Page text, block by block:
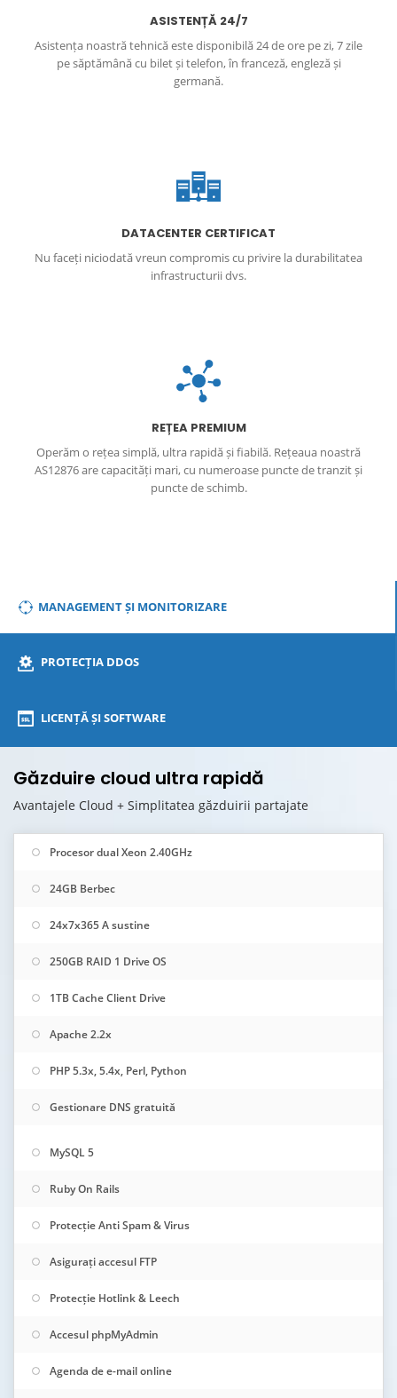
ASISTENȚĂ 24/7
Asistența noastră tehnică este disponibilă 24 de ore pe zi, 7 zile
pe săptămână cu bilet și telefon, în franceză, engleză și
germană.
DATACENTER CERTIFICAT
Nu faceți niciodată vreun compromis cu privire la durabilitatea
infrastructurii dvs.
REȚEA PREMIUM
Operăm o rețea simplă, ultra rapidă și fiabilă. Rețeaua noastră
AS12876 are capacități mari, cu numeroase puncte de tranzit și
puncte de schimb.
MANAGEMENT ȘI MONITORIZARE
PROTECȚIA DDOS
LICENȚĂ ȘI SOFTWARE
Găzduire cloud ultra rapidă
Avantajele Cloud + Simplitatea găzduirii partajate
Procesor dual Xeon 2.40GHz
24GB Berbec
24x7x365 A sustine
250GB RAID 1 Drive OS
1TB Cache Client Drive
Apache 2.2x
PHP 5.3x, 5.4x, Perl, Python
Gestionare DNS gratuită
MySQL 5
Ruby On Rails
Protecție Anti Spam & Virus
Asigurați accesul FTP
Protecție Hotlink & Leech
Accesul phpMyAdmin
Agenda de e-mail online